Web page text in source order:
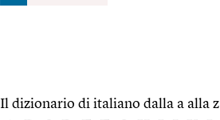
Il dizionario di italiano dalla a alla z